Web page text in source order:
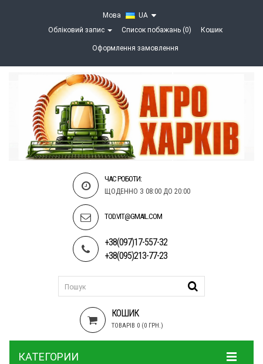
Мова
UA
Обліковий запис
Список побажань (0) Кошик
Оформлення замовлення
ЧАС РОБОТИ:
ЩОДЕННО З 08:00 ДО 20:00
TOD.VIT@GMAIL.COM
+38(097)17-557-32
+38(095)213-77-23
КОШИК
ТОВАРІВ 0 (0 ГРН.)
КАТЕГОРИИ